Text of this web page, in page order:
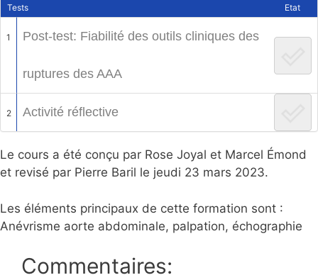
Tests Etat
1 Post-test: Fiabilité des outils cliniques des
ruptures des AAA
2 Activité réflective
Le cours a été conçu par Rose Joyal et Marcel Émond
et revisé par Pierre Baril le jeudi 23 mars 2023.
Les éléments principaux de cette formation sont :
Anévrisme aorte abdominale, palpation, échographie
Commentaires: